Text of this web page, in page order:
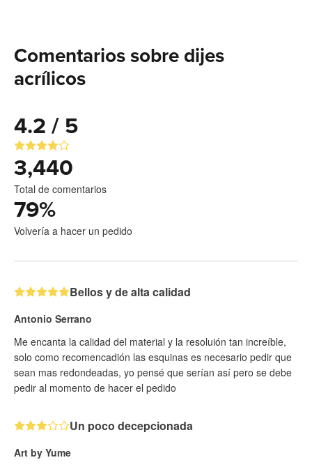
Comentarios sobre dijes
acrílicos
4.2 / 5
3,440
Total de comentarios
79%
Volvería a hacer un pedido
Bellos y de alta calidad
Antonio Serrano
Me encanta la calidad del material y la resoluión tan increíble,
solo como recomencadión las esquinas es necesario pedir que
sean mas redondeadas, yo pensé que serían así pero se debe
pedir al momento de hacer el pedido
Un poco decepcionada
Art by Yume